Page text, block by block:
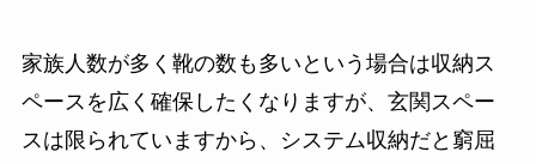
家族人数が多く靴の数も多いという場合は収納ス
ペースを広く確保したくなりますが、玄関スペー
スは限られていますから、システム収納だと窮屈